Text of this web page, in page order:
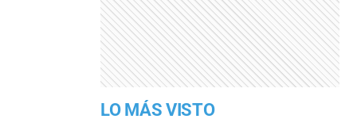
LO MÁS VISTO